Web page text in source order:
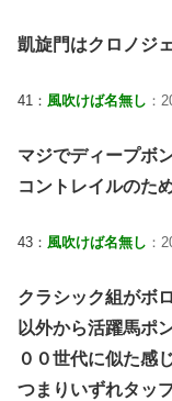
凱旋門はクロノジ
41： 風吹けば名無し ：
マジでディープボ
コントレイルのた
43： 風吹けば名無し ：
クラシック組がボ
以外から活躍馬ポ
００世代に似た感
つまりいずれタッ